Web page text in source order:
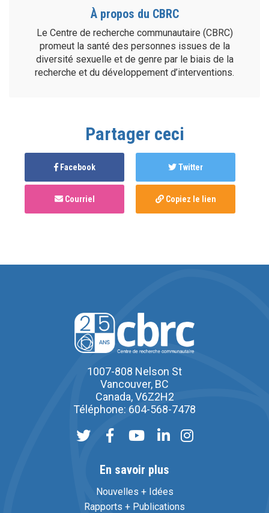
À propos du CBRC
Le Centre de recherche communautaire (CBRC)
promeut la santé des personnes issues de la
diversité sexuelle et de genre par le biais de la
recherche et du développement d’interventions.
Partager ceci
Facebook Twitter
Courriel Copiez le lien
1007-808 Nelson St
Vancouver, BC
Canada, V6Z2H2
Téléphone: 604-568-7478
En savoir plus
Nouvelles + Idées
Rapports + Publications